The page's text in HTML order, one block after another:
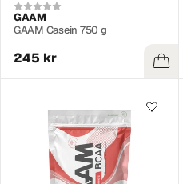
GAAM
GAAM Casein 750 g
245 kr